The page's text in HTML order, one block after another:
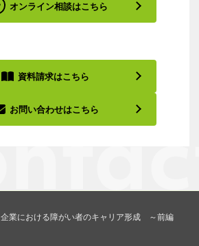
オンライン相談はこちら
資料請求はこちら
お問い合わせはこちら
企業における障がい者のキャリア形成 ～前編